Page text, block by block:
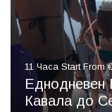
11 Часа Start From
Еднодневен
Кавала до